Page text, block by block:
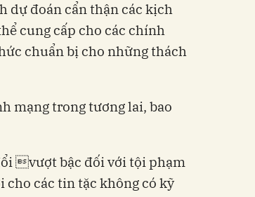
dự đoán cẩn thận các kịch
cung cấp cho các chính
chuẩn bị cho những thách
mạng trong tương lai, bao
vượt bậc đối với tội phạm
cho các tin tặc không có kỹ